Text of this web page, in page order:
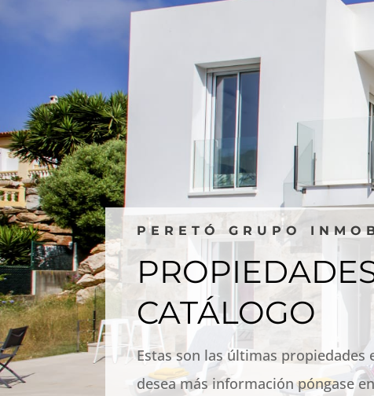
PERETÓ GRUPO
CATÁLOGO
Estas son las últimas
desea más información póngase